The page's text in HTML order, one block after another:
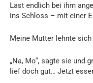
Last endlich bei ihm
ins Schloss – mit einer
Meine Mutter lehnte
„Na, Mo“, sagte sie und
lief doch gut… Jetzt